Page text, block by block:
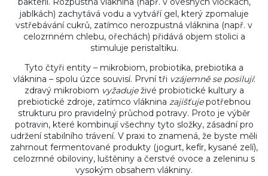
jablkách) zachytává vodu a vytváří gel, který zpomaluje
vstřebávání cukrů, zatímco nerozpustná vláknina (např. v
celozrnném chlebu, ořechách) přidává objem stolici a
stimuluje peristaltiku.
Tyto čtyři entity – mikrobiom, probiotika, prebiotika a
vláknina – spolu úzce souvisí. První tři vzájemně se posilují:
zdravý mikrobiom vyžaduježivé probiotické kultury a
prebiotické zdroje, zatímco vláknina zajišťujepotřebnou
strukturu pro pravidelný průchod potravy. Proto je výběr
potravin, které kombinují všechny tyto složky, zásadní pro
udržení stabilního trávení. V praxi to znamená, že byste měli
zahrnout fermentované produkty (jogurt, kefír, kysané zelí),
celozrnné obiloviny, luštěniny a čerstvé ovoce a zeleninu s
vysokým obsahem vlákniny.